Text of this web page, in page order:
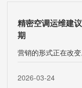
精密空调运维建
期
2026-03-24